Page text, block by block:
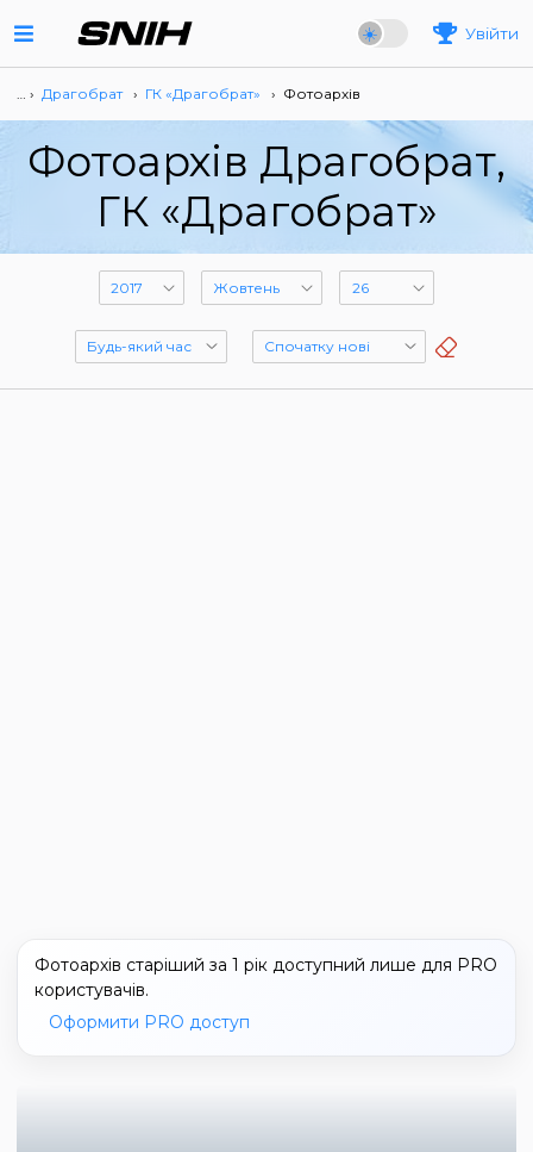
Увійти
… › Драгобрат › ГК «Драгобрат» › Фотоархів
Фотоархів Драгобрат,
ГК «Драгобрат»
Фотоархів старіший за 1 рік доступний лише для PRO
користувачів.
Оформити PRO доступ